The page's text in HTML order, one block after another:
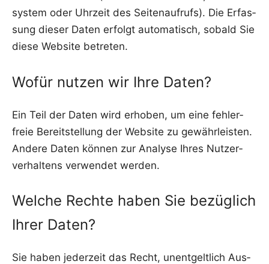
sys­tem oder Uhr­zeit des Sei­ten­auf­rufs). Die Erfas­
sung die­ser Daten erfolgt auto­ma­tisch, sobald Sie
die­se Web­site betreten.
Wofür nutzen wir Ihre Daten?
Ein Teil der Daten wird erho­ben, um eine feh­ler­
freie Bereit­stel­lung der Web­site zu gewähr­leis­ten.
Ande­re Daten kön­nen zur Ana­ly­se Ihres Nut­zer­
ver­hal­tens ver­wen­det werden.
Welche Rechte haben Sie bezüglich
Ihrer Daten?
Sie haben jeder­zeit das Recht, unent­gelt­lich Aus­